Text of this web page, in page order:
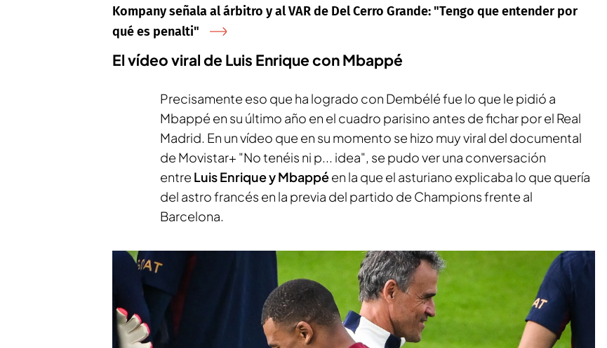
Kompany señala al árbitro y al VAR de Del Cerro Grande: "Tengo que entender por
qué es penalti"
El vídeo viral de Luis Enrique con Mbappé
Precisamente eso que ha logrado con Dembélé fue lo que le pidió a
Mbappé en su último año en el cuadro parisino antes de fichar por el Real
Madrid. En un vídeo que en su momento se hizo muy viral del documental
de Movistar+ "No tenéis ni p... idea", se pudo ver una conversación
entre Luis Enrique y Mbappéen la que el asturiano explicaba lo que quería
del astro francés en la previa del partido de Champions frente al
Barcelona.